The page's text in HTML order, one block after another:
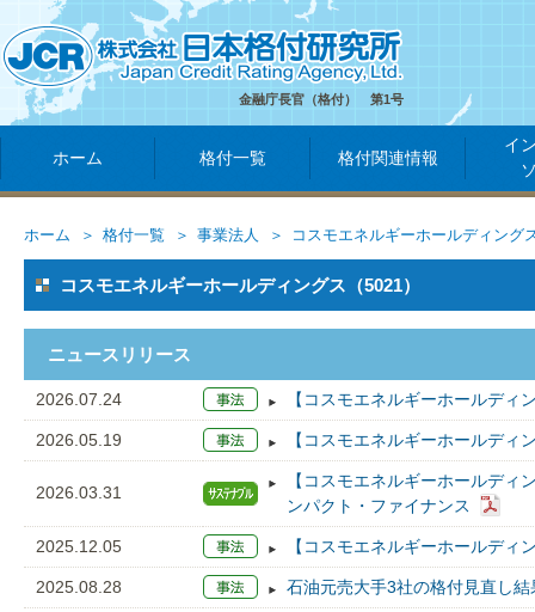
金融庁長官（格付） 第1号
ホーム 格付一覧 格付関連情報
イ
ホーム 格付一覧 事業法人 コスモエネルギーホールディング
コスモエネルギーホールディングス（5021）
ニュースリリース
2026.07.24 【コスモエネルギーホールディ
2026.05.19 【コスモエネルギーホールディ
2026.03.31
【コスモエネルギーホールデ
ンパクト・ファイナンス
2025.12.05 【コスモエネルギーホールディ
2025.08.28 石油元売大手3社の格付見直し結